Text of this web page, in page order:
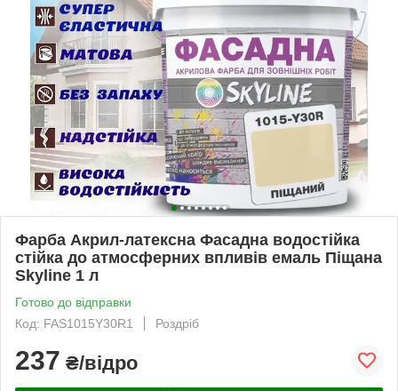
Фарба Акрил-латексна Фасадна водостійка
стійка до атмосферних впливів емаль Піщана
Skyline 1 л
Готово до відправки
Код: FAS1015Y30R1
Роздріб
237 ₴/відро